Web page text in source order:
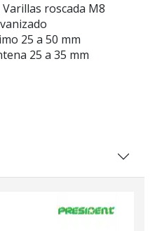
roscada M8
25 a 50 mm
25 a 35 mm